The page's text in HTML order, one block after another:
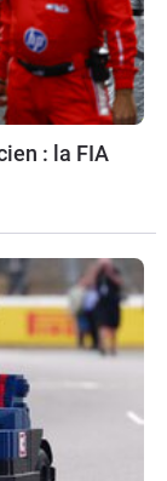
: la FIA